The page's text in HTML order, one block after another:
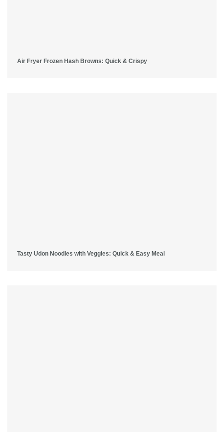
Air Fryer Frozen Hash Browns: Quick & Crispy
Tasty Udon Noodles with Veggies: Quick & Easy Meal